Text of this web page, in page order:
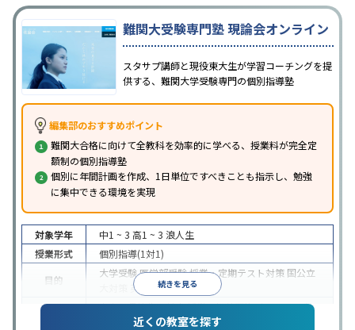
難関大受験専門塾 現論会オンライン
スタサプ講師と現役東大生が学習コーチングを提
供する、難関大学受験専門の個別指導塾
編集部のおすすめポイント
難関大合格に向けて全教科を効率的に学べる、授業料が完全定
額制の個別指導塾
個別に年間計画を作成、1日単位ですべきことも指示し、勉強
に集中できる環境を実現
続きを見る
対象学年 中1 ~ 3 高1 ~ 3 浪人生
授業形式
個別指導(1対1)
目的
大学受験医学部受験授業・定期テスト対策 国公立
英検(英語検定)対策
中高一貫校生に対応授業の振替可能オンライン対
自習室あり
近くの教室を探す